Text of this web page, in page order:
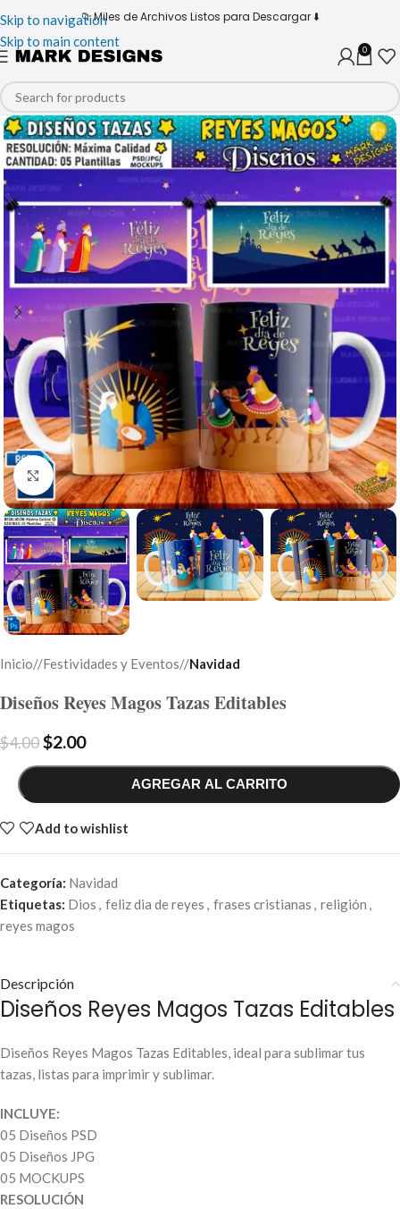
Skip to navigation
Skip to main content
📁 Miles de Archivos Listos para Descargar ⬇️
0
Click to enlarge
Inicio/ Festividades y Eventos/ Navidad
Diseños Reyes Magos Tazas Editables
$4.00$2.00
AGREGAR AL CARRITO
Add to wishlist
Categoría: Navidad
Etiquetas: Dios , feliz dia de reyes , frases cristianas , religión ,
reyes magos
Descripción
Diseños Reyes Magos Tazas Editables
Diseños Reyes Magos Tazas Editables, ideal para sublimar tus
tazas, listas para imprimir y sublimar.
INCLUYE:
05 Diseños PSD
05 Diseños JPG
05 MOCKUPS
RESOLUCIÓN